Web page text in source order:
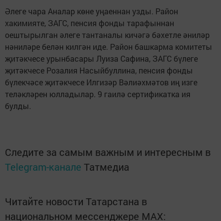
Әлеге чара Аналар көне уңаеннан узды. Район
хакимияте, ЗАГС, пенсия фонды тарафыннан
оештырылган әлеге тантаналы кичәгә бәхетле әниләр
нәниләре белән килгән иде. Район башкарма комитеты
җитәкчесе урынбасары Луиза Сафина, ЗАГС бүлеге
җитәкчесе Розалия Насыйбуллина, пенсия фонды
бүлекчәсе җитәкчесе Илгизәр Вәлиәхмәтов иң изге
теләкләрен юлладылар. 9 гаилә сертификатка ия
булды.
Следите за самым важным и интересным в
Telegram-канале Татмедиа
Читайте новости Татарстана в
национальном мессенджере MАХ: